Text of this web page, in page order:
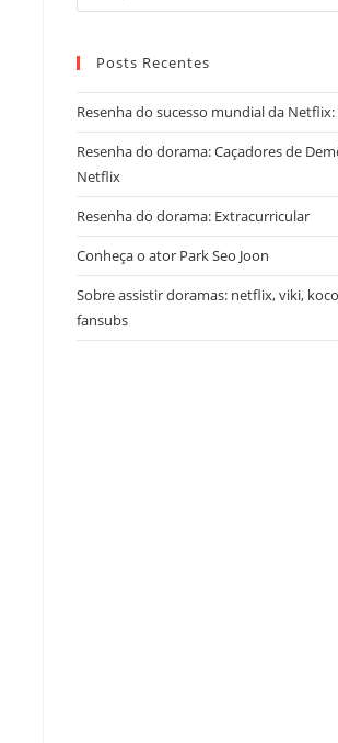
Posts Recentes
Resenha do sucesso mundial da
Resenha do dorama: Caçadores de
Netflix
Resenha do dorama: Extracurricular
Conheça o ator Park Seo Joon
Sobre assistir doramas: netflix, viki,
fansubs